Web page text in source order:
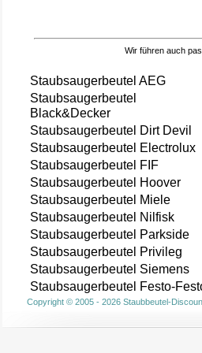
Wir führen auch
Staubsaugerbeutel AEG
Staubsaugerbeutel
Black&Decker
Staubsaugerbeutel Dirt Devil
Staubsaugerbeutel Electrolux
Staubsaugerbeutel FIF
Staubsaugerbeutel Hoover
Staubsaugerbeutel Miele
Staubsaugerbeutel Nilfisk
Staubsaugerbeutel Parkside
Staubsaugerbeutel Privileg
Staubsaugerbeutel Siemens
Staubsaugerbeutel Festo-
Copyright © 2005 - 2026 Staubbeutel-